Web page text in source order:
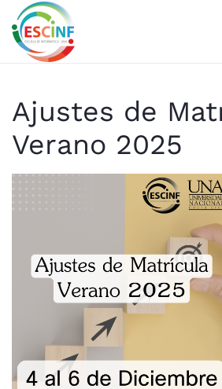
Skip to main content
Ajustes de
Verano 2025